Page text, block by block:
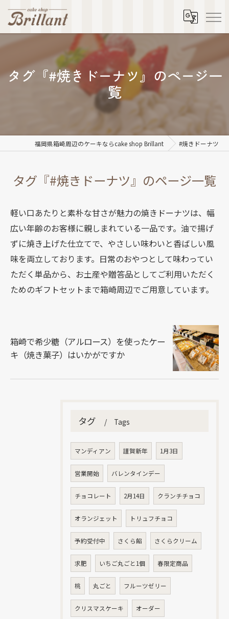
タグ『#焼きドーナツ』のページ一
覧
福岡県箱崎周辺のケーキならcake shop Brillant #焼きドーナツ
タグ『#焼きドーナツ』のページ一覧
軽い口あたりと素朴な甘さが魅力の焼きドーナツは、幅
広い年齢のお客様に親しまれている一品です。油で揚げ
ずに焼き上げた仕立てで、やさしい味わいと香ばしい風
味を両立しております。日常のおやつとして味わってい
ただく単品から、お土産や贈答品としてご利用いただく
ためのギフトセットまで箱崎周辺でご用意しています。
箱崎で希少糖（アルロース）を使ったケー
キ（焼き菓子）はいかがですか
タグ Tags
マンディアン 謹賀新年 1月3日
営業開始 バレンタインデー
チョコレート 2月14日 クランチチョコ
オランジェット トリュフチョコ
予約受付中 さくら餡 さくらクリーム
求肥 いちご丸ごと1個 春限定商品
桃 丸ごと フルーツゼリー
クリスマスケーキ オーダー